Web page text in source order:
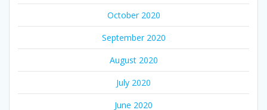
October 2020
September 2020
August 2020
July 2020
June 2020